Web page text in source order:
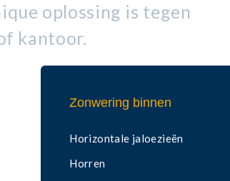
oplossing is tegen
kantoor.
Zonwering binnen
Horizontale jaloezieën
Horren